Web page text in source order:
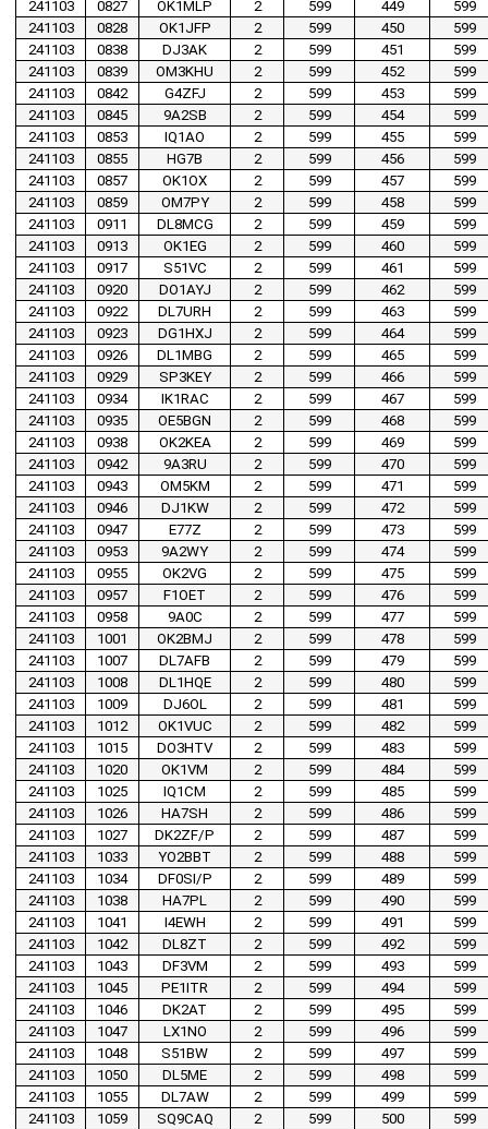
241103
0827 OK1MLP 2 599 449
599
241103
0828 OK1JFP 2 599 450
599
241103
0838 DJ3AK 2 599 451
599
241103
0839 OM3KHU 2 599 452
599
241103
0842 G4ZFJ 2 599 453
599
241103
0845 9A2SB 2 599 454
599
241103
0853 IQ1AO 2 599 455
599
241103
0855 HG7B 2 599 456
599
241103
0857 OK1OX 2 599 457
599
241103
0859 OM7PY 2 599 458
599
241103
0911 DL8MCG 2 599 459
599
241103
0913 OK1EG 2 599 460
599
241103
0917 S51VC 2 599 461
599
241103
0920 DO1AYJ 2 599 462
599
241103
0922 DL7URH 2 599 463
599
241103
0923 DG1HXJ 2 599 464
599
241103
0926 DL1MBG 2 599 465
599
241103
0929 SP3KEY 2 599 466
599
241103
0934 IK1RAC 2 599 467
599
241103
0935 OE5BGN 2 599 468
599
241103
0938 OK2KEA 2 599 469
599
241103
0942 9A3RU 2 599 470
599
241103
0943 OM5KM 2 599 471
599
241103
0946 DJ1KW 2 599 472
599
241103
0947 E77Z 2 599 473
599
241103
0953 9A2WY 2 599 474
599
241103
0955 OK2VG 2 599 475
599
241103
0957 F1OET 2 599 476
599
241103
0958 9A0C 2 599 477
599
241103
1001 OK2BMJ 2 599 478
599
241103
1007 DL7AFB 2 599 479
599
241103
1008 DL1HQE 2 599 480
599
241103
1009 DJ6OL 2 599 481
599
241103
1012 OK1VUC 2 599 482
599
241103
1015 DO3HTV 2 599 483
599
241103
1020 OK1VM 2 599 484
599
241103
1025 IQ1CM 2 599 485
599
241103
1026 HA7SH 2 599 486
599
241103
1027 DK2ZF/P 2 599 487
599
241103
1033 YO2BBT 2 599 488
599
241103
1034 DF0SI/P 2 599 489
599
241103
1038 HA7PL 2 599 490
599
241103
1041 I4EWH 2 599 491
599
241103
1042 DL8ZT 2 599 492
599
241103
1043 DF3VM 2 599 493
599
241103
1045 PE1ITR 2 599 494
599
241103
1046 DK2AT 2 599 495
599
241103
1047 LX1NO 2 599 496
599
241103
1048 S51BW 2 599 497
599
241103
1050 DL5ME 2 599 498
599
241103
1055 DL7AW 2 599 499
599
241103
1059 SQ9CAQ 2 599 500
599